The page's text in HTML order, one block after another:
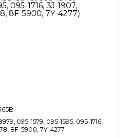
095-1579, 095-1595, 095-1716,
8F-5900, 7Y-4277